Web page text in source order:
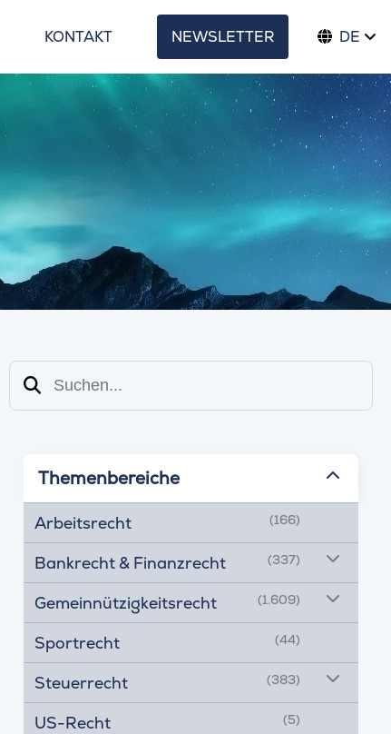
KONTAKT NEWSLETTER DE
Suchen
Themenbereiche
Arbeitsrecht (166)
Bankrecht & Finanzrecht (337)
Gemeinnützigkeitsrecht (1.609)
Sportrecht (44)
Steuerrecht (383)
US-Recht (5)